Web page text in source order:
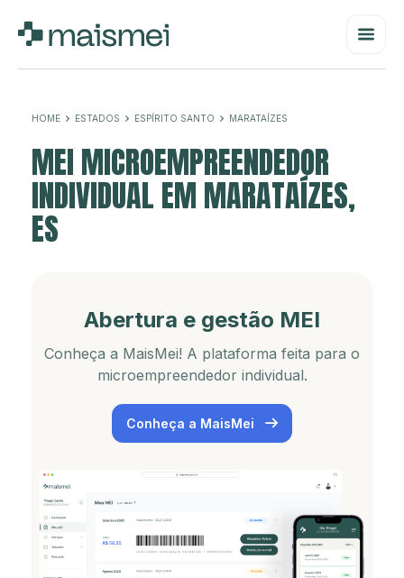
HOME ESTADOS ESPÍRITO SANTO MARATAÍZES
MEI MICROEMPREENDEDOR
INDIVIDUAL EM MARATAÍZES,
ES
Abertura e gestão MEI
Conheça a MaisMei! A plataforma feita para o
microempreendedor individual.
Conheça a MaisMei